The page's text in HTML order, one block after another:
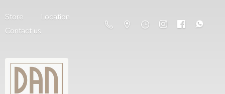
Store
Location
Contact us